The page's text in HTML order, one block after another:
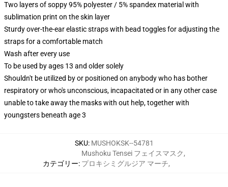
Two layers of soppy 95% polyester / 5% spandex material with
sublimation print on the skin layer
Sturdy over-the-ear elastic straps with bead toggles for adjusting the
straps for a comfortable match
Wash after every use
To be used by ages 13 and older solely
Shouldn't be utilized by or positioned on anybody who has bother
respiratory or who's unconscious, incapacitated or in any other case
unable to take away the masks with out help, together with
youngsters beneath age 3
SKU: MUSHOKSK--54781
カテゴリー:
Mushoku Tensei フェイスマスク,
プロキシミグルジア マーチ,